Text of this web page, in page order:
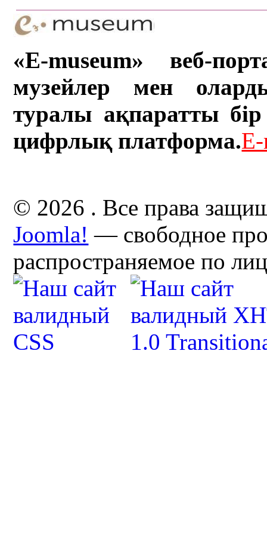
«E-museum» веб-
музейлер мен
туралы ақпаратты бір
цифрлық платформа.
© 2026 . Все права
Joomla! — свободное
распространяемое по